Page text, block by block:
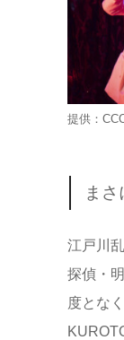
提供：
ま
江戸川
探偵・
度とな